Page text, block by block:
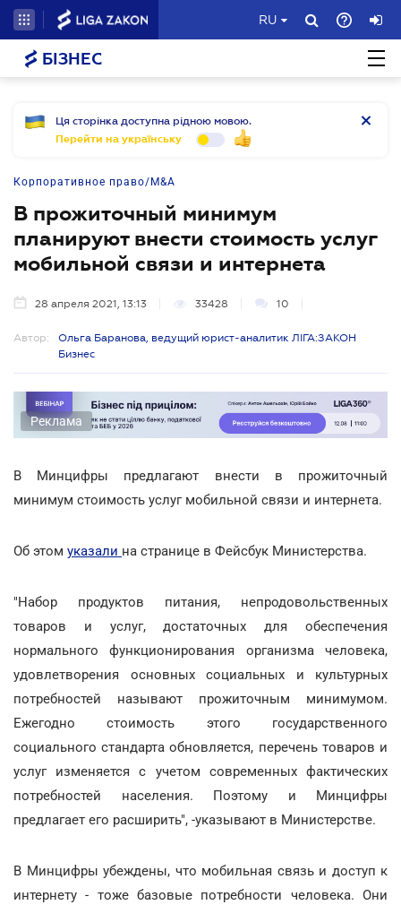
RU
БІЗНЕС
Ця сторінка доступна рідною мовою.
Перейти на українську
Корпоративное право/M&A
В прожиточный минимум
планируют внести стоимость услуг
мобильной связи и интернета
28 апреля 2021, 13:13 33428 10
Автор:
Ольга Баранова, ведущий юрист-аналитик ЛІГА:ЗАКОН
Бизнес
Реклама
В Минцифры предлагают внести в прожиточный
минимум стоимость услуг мобильной связи и интернета.
Об этом указали на странице в Фейсбук Министерства.
"Набор продуктов питания, непродовольственных
товаров и услуг, достаточных для обеспечения
нормального функционирования организма человека,
удовлетворения основных социальных и культурных
потребностей называют прожиточным минимумом.
Ежегодно стоимость этого государственного
социального стандарта обновляется, перечень товаров и
услуг изменяется с учетом современных фактических
потребностей населения. Поэтому и Минцифры
предлагает его расширить", -указывают в Министерстве.
В Минцифры убеждены, что мобильная связь и доступ к
интернету - тоже базовые потребности человека. Они